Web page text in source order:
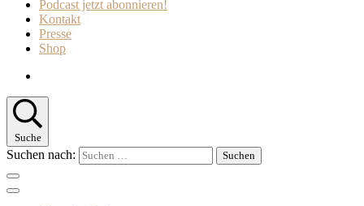
Podcast jetzt abonnieren!
Kontakt
Presse
Shop
Suche
Suchen nach: